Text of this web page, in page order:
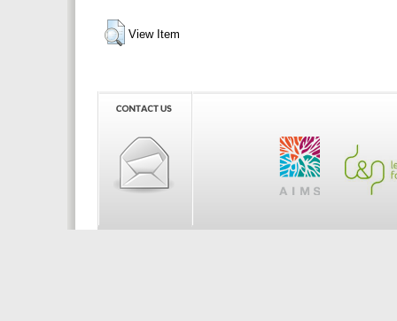
View Item